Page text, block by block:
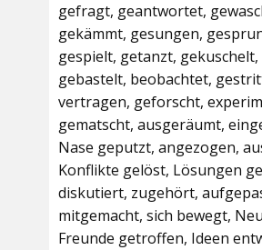
gefragt, geantwortet,
gekämmt, gesungen,
gespielt, getanzt, gekuschelt,
gebastelt, beobachtet,
vertragen, geforscht,
gematscht, ausgeräumt,
Nase geputzt, angezogen,
Konflikte gelöst, Lösungen
diskutiert, zugehört,
mitgemacht, sich bewegt,
Freunde getroffen, Ideen